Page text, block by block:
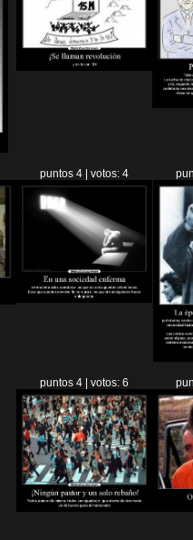
puntos 4 | votos: 4
puntos 4 | votos: 6